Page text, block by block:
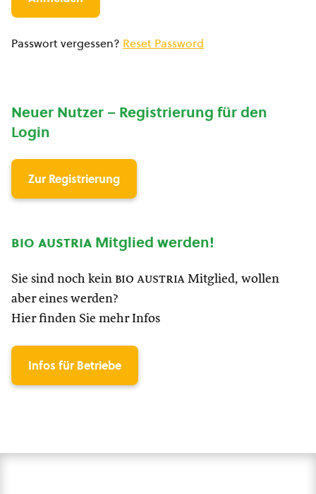
Passwort vergessen? Reset Password
Neuer Nutzer – Registrierung für den
Login
Zur Registrierung
bio austria Mitglied werden!
Sie sind noch kein bio austria Mitglied, wollen
aber eines werden?
Hier finden Sie mehr Infos
Infos für Betriebe